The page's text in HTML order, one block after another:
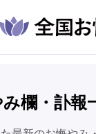
欄・訃報